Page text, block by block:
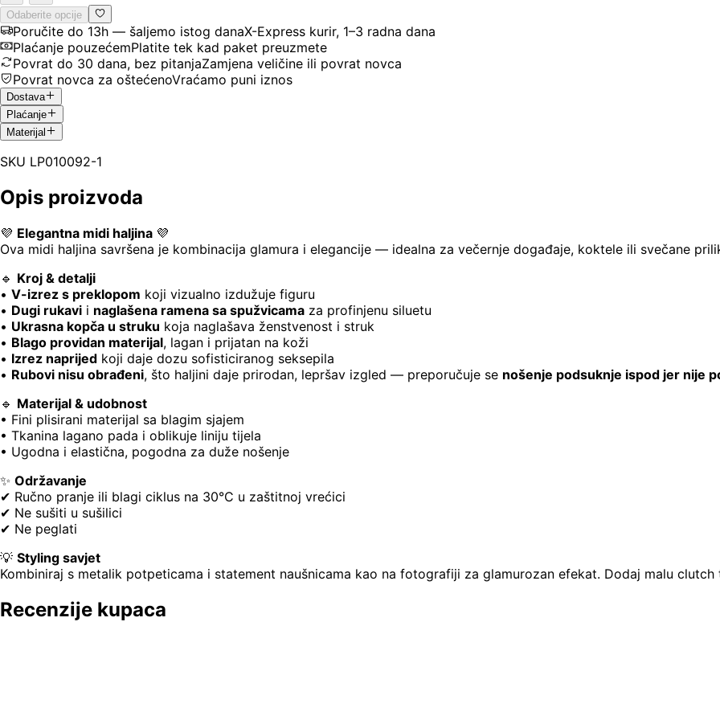
Odaberite opcije
Poručite do 13h — šaljemo istog danaX-Express kurir, 1–3 radna dana
Plaćanje pouzećemPlatite tek kad paket preuzmete
Povrat do 30 dana, bez pitanjaZamjena veličine ili povrat novca
Povrat novca za oštećenoVraćamo puni iznos
Dostava
Plaćanje
Materijal
SKU LP010092-1
Opis proizvoda
💜 Elegantna midi haljina 💜
Ova midi haljina savršena je kombinacija glamura i elegancije — idealna za večernje događaje, koktele ili svečane
🔹 Kroj & detalji
• V-izrez s preklopom koji vizualno izdužuje figuru
• Dugi rukavi i naglašena ramena sa spužvicama za profinjenu siluetu
• Ukrasna kopča u struku koja naglašava ženstvenost i struk
• Blago providan materijal, lagan i prijatan na koži
• Izrez naprijed koji daje dozu sofisticiranog seksepila
• Rubovi nisu obrađeni, što haljini daje prirodan, lepršav izgled — preporučuje se nošenje podsuknje ispod jer nije
🔹 Materijal & udobnost
• Fini plisirani materijal sa blagim sjajem
• Tkanina lagano pada i oblikuje liniju tijela
• Ugodna i elastična, pogodna za duže nošenje
✨ Održavanje
✔ Ručno pranje ili blagi ciklus na 30°C u zaštitnoj vrećici
✔ Ne sušiti u sušilici
✔ Ne peglati
💡 Styling savjet
Kombiniraj s metalik potpeticama i statement naušnicama kao na fotografiji za glamurozan efekat. Dodaj malu
Recenzije kupaca